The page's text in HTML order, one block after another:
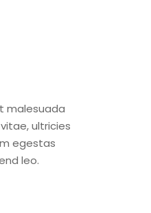
malesuada
ultricies
egestas
leo.